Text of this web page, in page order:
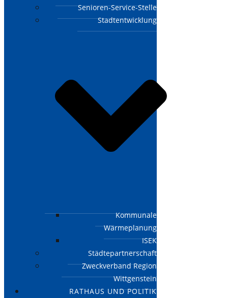
Senioren-Service-Stelle
Stadtentwicklung
Kommunale
Wärmeplanung
ISEK
Städtepartnerschaft
Zweckverband Region
Wittgenstein
RATHAUS UND POLITIK